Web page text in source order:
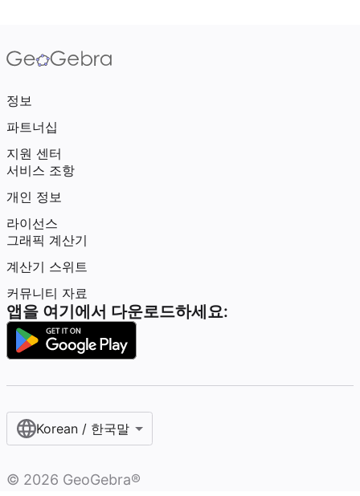
정보
파트너십
지원 센터
서비스 조항
개인 정보
라이선스
그래픽 계산기
계산기 스위트
커뮤니티 자료
앱을 여기에서 다운로드하세요:
Korean / 한국말‎
© 2026 GeoGebra®